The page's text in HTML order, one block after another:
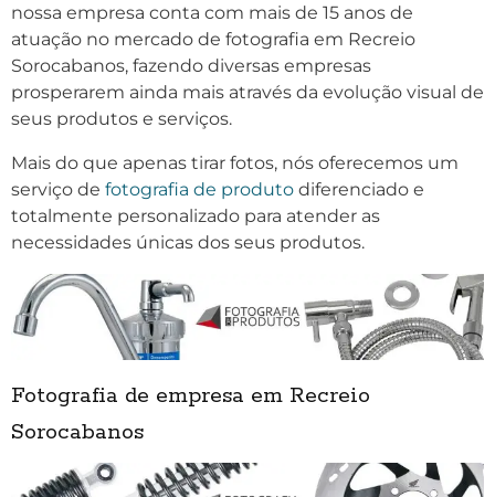
nossa empresa conta com mais de 15 anos de
atuação no mercado de fotografia em Recreio
Sorocabanos, fazendo diversas empresas
prosperarem ainda mais através da evolução visual de
seus produtos e serviços.
Mais do que apenas tirar fotos, nós oferecemos um
serviço de fotografia de produto diferenciado e
totalmente personalizado para atender as
necessidades únicas dos seus produtos.
Fotografia de empresa em Recreio
Sorocabanos